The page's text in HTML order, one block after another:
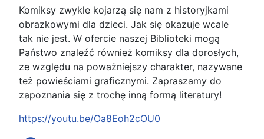
Komiksy zwykle kojarzą się nam z historyjkami
obrazkowymi dla dzieci. Jak się okazuje wcale
tak nie jest. W ofercie naszej Biblioteki mogą
Państwo znaleźć również komiksy dla dorosłych,
ze względu na poważniejszy charakter, nazywane
też powieściami graficznymi. Zapraszamy do
zapoznania się z trochę inną formą literatury!
https://youtu.be/Oa8Eoh2cOU0